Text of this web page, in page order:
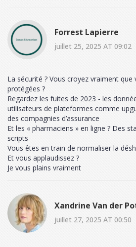
Forrest Lapierre
juillet 25, 2025 AT 09:02
La sécurité ? Vous croyez vraiment
protégées ?
Regardez les fuites de 2023 - les
utilisateurs de plateformes comme
des compagnies d’assurance
Et les « pharmaciens » en ligne ? Des
scripts
Vous êtes en train de normaliser la
Et vous applaudissez ?
Je vous plains vraiment
Xandrine Van der
juillet 27, 2025 AT 00:50